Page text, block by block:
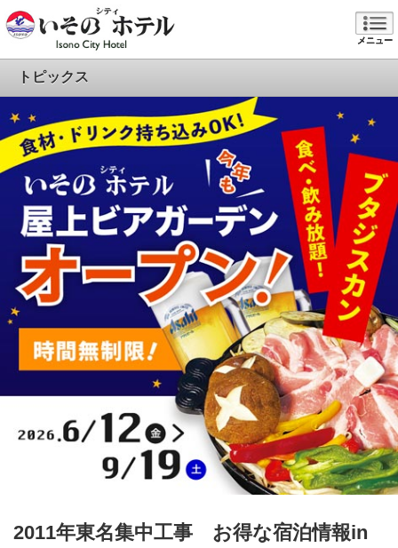
メニュー
トピックス
2011年東名集中工事 お得な宿泊情報in